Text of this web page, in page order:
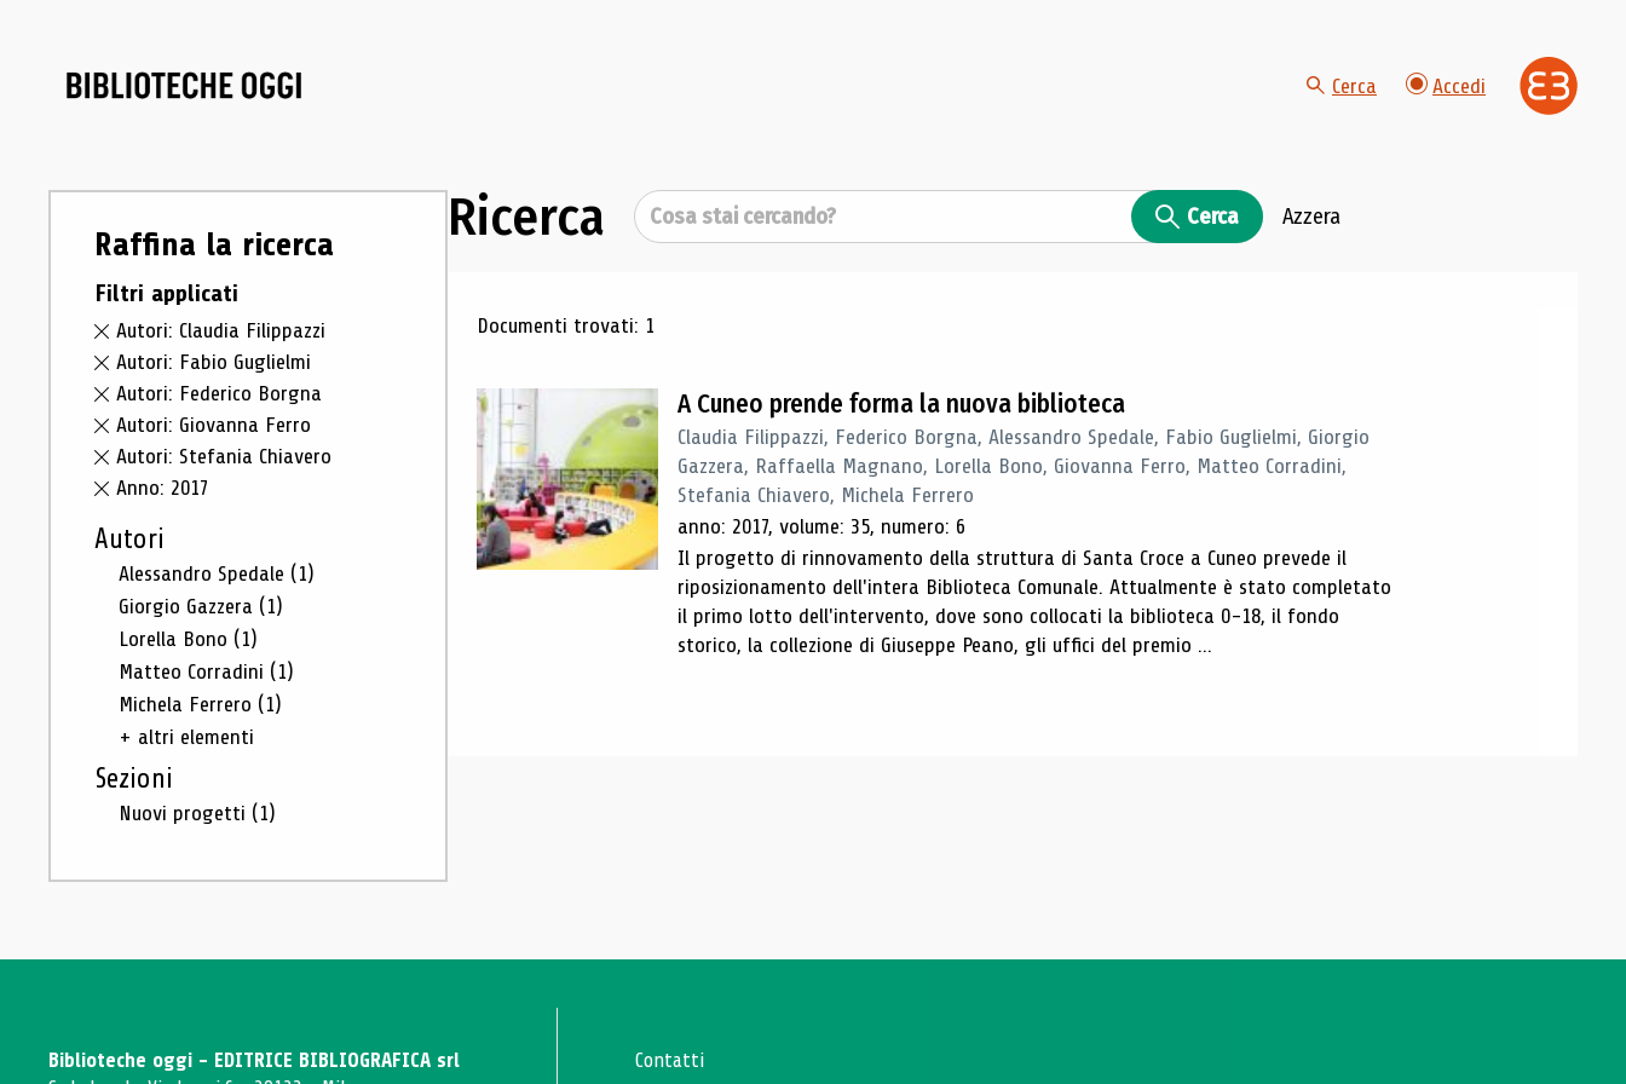
Cerca Accedi
Raffina la ricerca
Filtri applicati
Autori: Claudia Filippazzi
Autori: Fabio Guglielmi
Autori: Federico Borgna
Autori: Giovanna Ferro
Autori: Stefania Chiavero
Anno: 2017
Autori
Alessandro Spedale (1)
Giorgio Gazzera (1)
Lorella Bono (1)
Matteo Corradini (1)
Michela Ferrero (1)
+ altri elementi
Sezioni
Nuovi progetti (1)
Ricerca Cerca Cerca Azzera
Risultati di ricerca
Documenti trovati: 1
A Cuneo prende forma la nuova biblioteca
Claudia Filippazzi, Federico Borgna, Alessandro Spedale, Fabio Guglielmi, Giorgio
Gazzera, Raffaella Magnano, Lorella Bono, Giovanna Ferro, Matteo Corradini,
Stefania Chiavero, Michela Ferrero
anno: 2017, volume: 35, numero: 6
Il progetto di rinnovamento della struttura di Santa Croce a Cuneo prevede il
riposizionamento dell'intera Biblioteca Comunale. Attualmente è stato completato
il primo lotto dell'intervento, dove sono collocati la biblioteca 0-18, il fondo
storico, la collezione di Giuseppe Peano, gli uffici del premio ...
Biblioteche oggi - EDITRICE BIBLIOGRAFICA srl
Contatti